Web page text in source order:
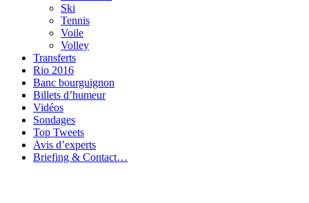
Ski
Tennis
Voile
Volley
Transferts
Rio 2016
Banc bourguignon
Billets d’humeur
Vidéos
Sondages
Top Tweets
Avis d’experts
Briefing & Contact…